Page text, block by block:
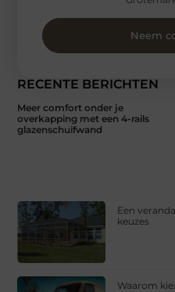
RECENTE BERICHTEN
Meer comfort onder je
overkapping met een 4-rails
glazenschuifwand
Een
keuzes
Waarom
Neem